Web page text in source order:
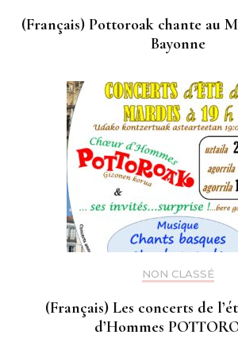
(Français) Pottoroak chante au
Bayonne
NON CLASSÉ
(Français) Les concerts de
d’Hommes